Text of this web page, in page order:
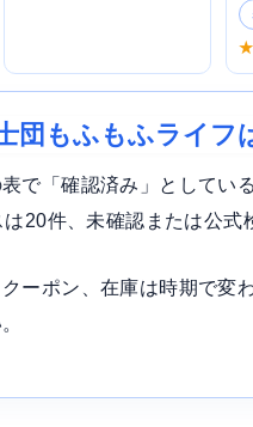
★
団もふもふライフ
で「確認済み」としてい
20件、未確認または公式
ーポン、在庫は時期で変